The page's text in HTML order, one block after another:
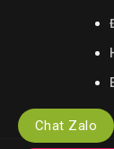
Chat Zalo